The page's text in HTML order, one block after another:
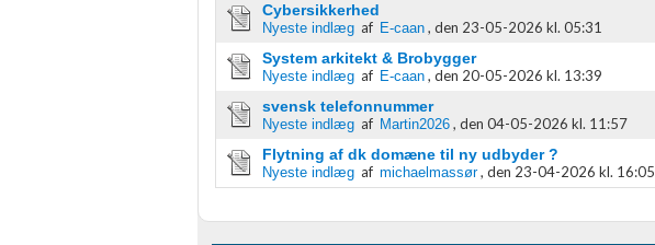
Cybersikkerhed
Nyeste indlægaf E-caan , den 23-05-2026 kl. 05:31
​System arkitekt & Brobygger
Nyeste indlægaf E-caan , den 20-05-2026 kl. 13:39
svensk telefonnummer
Nyeste indlægaf Martin2026 , den 04-05-2026 kl. 11:57
Flytning af dk domæne til ny udbyder ?
Nyeste indlægaf michaelmassør , den 23-04-2026 kl. 16:05
Bruge præcise geografiske placeringsoplysninger
Identificere enheder baseret på aktivt anmodede oplysninger